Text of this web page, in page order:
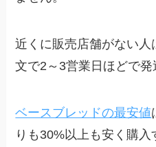
近くに販売店舗がない
文で2～3営業日ほどで発
ベースブレッドの最安値
りも30%以上も安く購入